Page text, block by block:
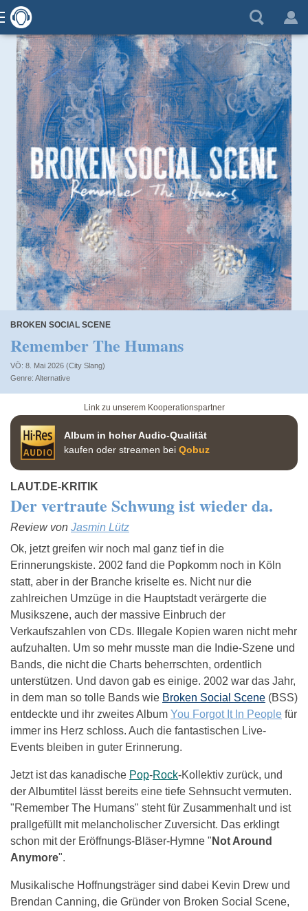
BROKEN SOCIAL SCENE
Remember The Humans
VÖ: 8. Mai 2026 (City Slang)
Alternative
Link zu unserem Kooperationspartner
Album in hoher Audio-Qualität
kaufen oder streamen bei Qobuz
LAUT.DE-KRITIK
Der vertraute Schwung ist wieder da.
Review von Jasmin Lütz
Ok, jetzt greifen wir noch mal ganz tief in die
Erinnerungskiste. 2002 fand die Popkomm noch in Köln
statt, aber in der Branche kriselte es. Nicht nur die
zahlreichen Umzüge in die Hauptstadt verärgerte die
Musikszene, auch der massive Einbruch der
Verkaufszahlen von CDs. Illegale Kopien waren nicht mehr
aufzuhalten. Um so mehr musste man die Indie-Szene und
Bands, die nicht die Charts beherrschten, ordentlich
unterstützen. Und davon gab es einige. 2002 war das Jahr,
in dem man so tolle Bands wie Broken Social Scene (BSS)
entdeckte und ihr zweites Album You Forgot It In People für
immer ins Herz schloss. Auch die fantastischen Live-
Events bleiben in guter Erinnerung.
Jetzt ist das kanadische Pop-Rock-Kollektiv zurück, und
der Albumtitel lässt bereits eine tiefe Sehnsucht vermuten.
"Remember The Humans" steht für Zusammenhalt und ist
prallgefüllt mit melancholischer Zuversicht. Das erklingt
schon mit der Eröffnungs-Bläser-Hymne " Not Around
Anymore".
Musikalische Hoffnungsträger sind dabei Kevin Drew und
Brendan Canning, die Gründer von Broken Social Scene,